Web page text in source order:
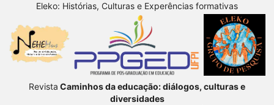
Eleko: Histórias, Culturas e Experências formativas
Revista Caminhos da educação: diálogos, culturas e
diversidades